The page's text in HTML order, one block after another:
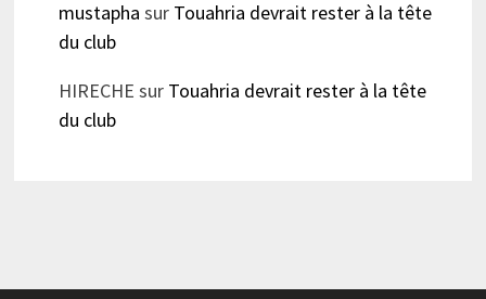
mustapha sur Touahria devrait rester à la tête
du club
HIRECHE sur Touahria devrait rester à la tête
du club